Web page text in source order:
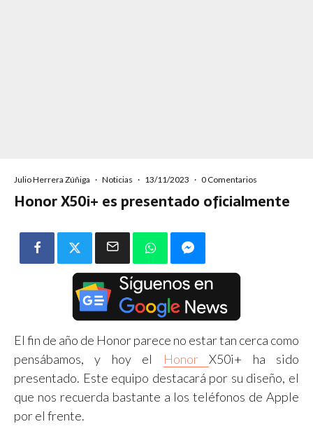
Julio Herrera Zúñiga · Noticias · 13/11/2023 · 0 Comentarios
Honor X50i+ es presentado oficialmente
El fin de año de Honor parece no estar tan cerca como
pensábamos, y hoy el
HonorX50i+ ha sido
presentado. Este equipo destacará por su diseño, el
que nos recuerda bastante a los teléfonos de Apple
por el frente.